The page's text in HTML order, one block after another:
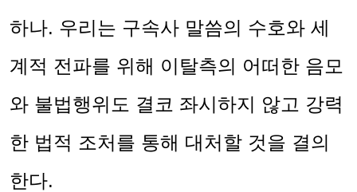
하나. 우리는 구속사 말씀의 수호와 세
계적 전파를 위해 이탈측의 어떠한 음모
와 불법행위도 결코 좌시하지 않고 강력
한 법적 조처를 통해 대처할 것을 결의
한다.